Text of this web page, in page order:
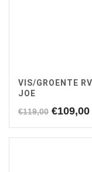
VIS/GROENTE
JOE
€119,00
was:
€109,00